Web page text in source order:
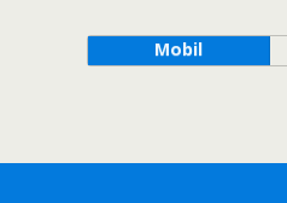
Mobil